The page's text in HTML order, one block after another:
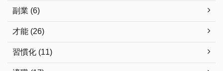
副業 (6)
才能 (26)
習慣化 (11)